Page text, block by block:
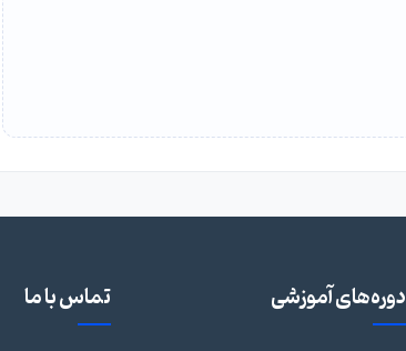
دوره‌های آموزشی تماس با ما